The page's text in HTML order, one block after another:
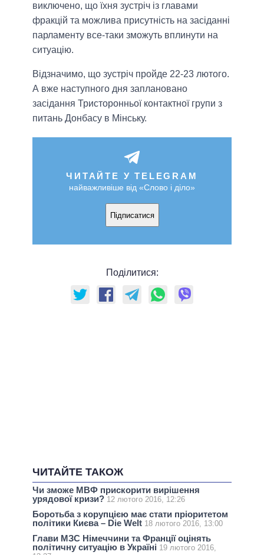
виключено, що їхня зустріч із главами
фракцій та можлива присутність на засіданні
парламенту все-таки зможуть вплинути на
ситуацію.
Відзначимо, що зустріч пройде 22-23 лютого.
А вже наступного дня заплановано
засідання Тристоронньої контактної групи з
питань Донбасу в Мінську.
ЧИТАЙТЕ У TELEGRAM
найважливіше від «Слово і діло»
Підписатися
Поділитися:
ЧИТАЙТЕ ТАКОЖ
Чи зможе МВФ прискорити вирішення
урядової кризи? 12 лютого 2016, 12:26
Боротьба з корупцією має стати пріоритетом
політики Києва – Die Welt 18 лютого 2016, 13:00
Глави МЗС Німеччини та Франції оцінять
політичну ситуацію в Україні 19 лютого 2016,